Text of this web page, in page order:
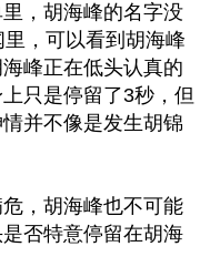
，胡海峰的名字没
，可以看到胡海峰
峰正在低头认真的
只是停留了3秒，但
并不像是发生胡锦
，胡海峰也不可能
否特意停留在胡海